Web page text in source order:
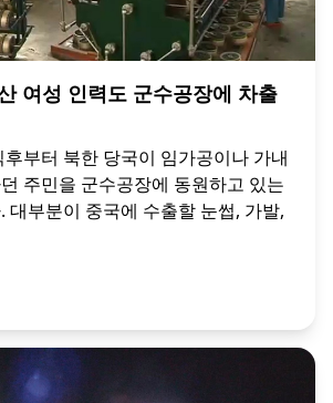
여성 인력도 군수공장에 차출
부터 북한 당국이 임가공이나 가내
주민을 군수공장에 동원하고 있는
대부분이 중국에 수출할 눈썹, 가발,